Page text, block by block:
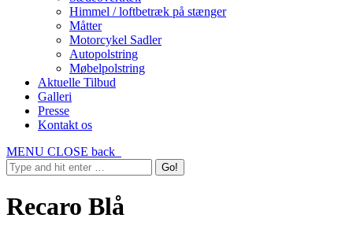
Himmel / loftbetræk på stænger
Måtter
Motorcykel Sadler
Autopolstring
Møbelpolstring
Aktuelle Tilbud
Galleri
Presse
Kontakt os
MENU CLOSE back
Recaro Blå